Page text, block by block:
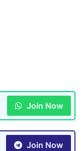
Join Now
Join Now